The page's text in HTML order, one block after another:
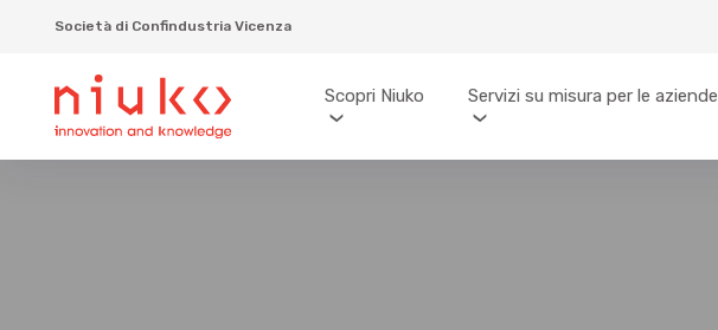
Società di Confindustria Vicenza
Scopri Niuko Servizi su misura per le aziende